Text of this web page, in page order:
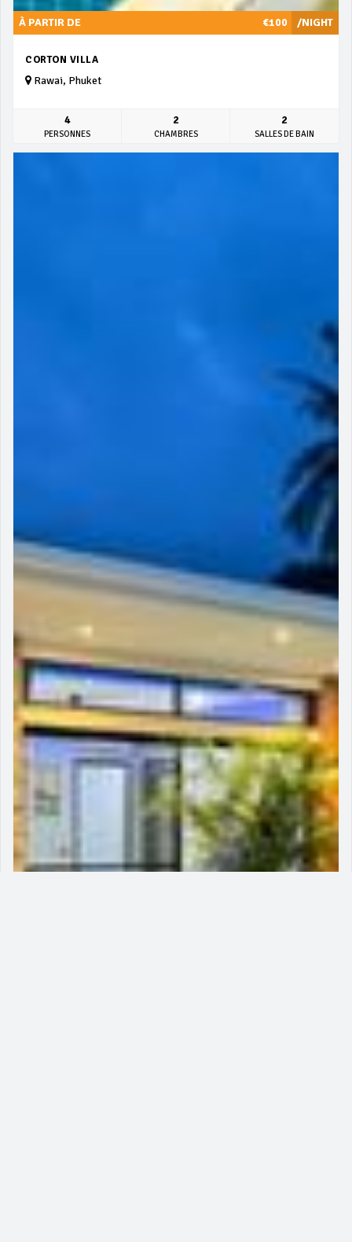
/NIGHT
À PARTIR DE €100
CORTON VILLA
Rawai, Phuket
4
PERSONNES
2
CHAMBRES
2
SALLES DE BAIN